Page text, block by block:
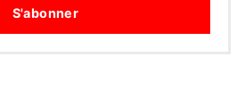
S'abonner